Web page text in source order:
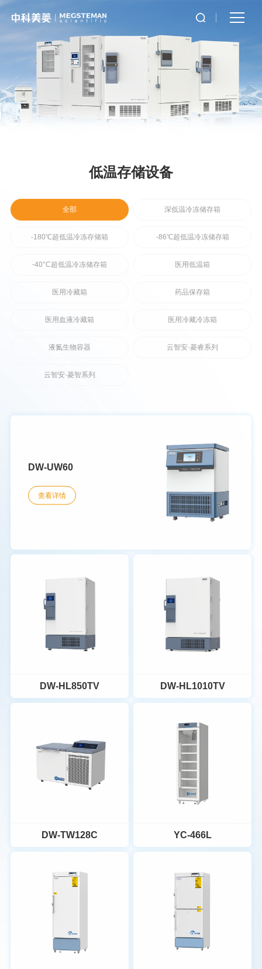
低温存储设备
全部 深低温冷冻储存箱
-180℃超低温冷冻存储箱 -86℃超低温冷冻储存箱
-40°C超低温冷冻储存箱 医用低温箱
医用冷藏箱 药品保存箱
医用血液冷藏箱 医用冷藏冷冻箱
液氮生物容器 云智安·菱睿系列
云智安·菱智系列
DW-UW60
查看详情
DW-HL850TV
DW-HL850TV
双独立系统：两套完全独立的
全面保障样本安全；
精准控温：高精度微电脑控制
响应压缩机转速调节需求；
多重锁温：整机多道门封设
计，结合高性能VIP真空绝热材
静谧高效：采用精密降噪算
法，稳定运行时噪音低至45分
查看详情
获取报价
DW-HL1010TV
DW-HL1010TV
双独立系统：两套完全独立的
制冷系统，单一系统即可维持
全面保障样本安全；
精准控温：高精度微电脑控制
响应压缩机转速调节需求；
多重锁温：整机多道门封设
计，结合高性能VIP真空绝热材
料，大幅提升保温效果；
静谧高效：采用精密降噪算
法，稳定运行时噪音低至45分
查看详情
获取报价
DW-TW128C
温控系统：高精度微电脑温度
控制系统，铂电阻温度传感
YC-466L
YC-466L
1.有效容积(L)：466L；
2.温度均匀度≤±1℃；